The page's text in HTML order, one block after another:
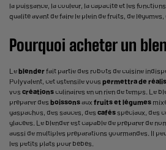
la puissance, la couleur, la capacité et les
qualité avant de faire le plein de fruits, de légumes,
Pourquoi acheter un
Leblenderfait partie des robots de cuisine
Polyvalent, cet ustensile vous permettra de
vos créationsculinaires en un rien de temps. Le
préparer des boissonsaux fruits et légumes
gaspachos, des sauces, des cafésspéciaux, des
glacées. Le blender est capable de préparer de
aussi de multiples préparations gourmandes. Il
les petits plats pour bébés.